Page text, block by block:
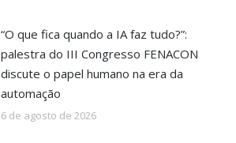
“O que fica quando a IA faz tudo?”:
palestra do III Congresso FENACON
discute o papel humano na era da
automação
6 de agosto de 2026